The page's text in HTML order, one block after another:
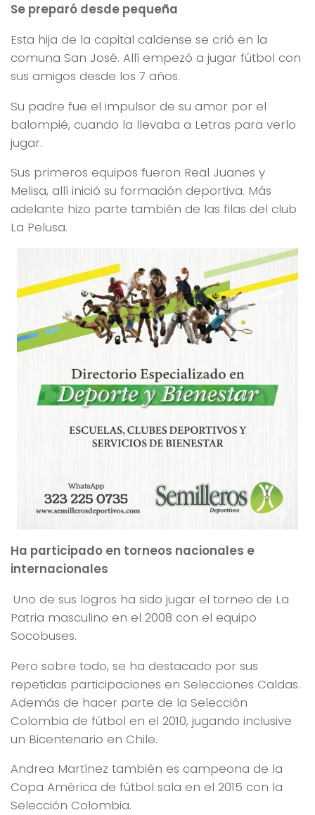
Se preparó desde pequeña
Esta hija de la capital caldense se crió en la
comuna San José. Allí empezó a jugar fútbol con
sus amigos desde los 7 años.
Su padre fue el impulsor de su amor por el
balompié, cuando la llevaba a Letras para verlo
jugar.
Sus primeros equipos fueron Real Juanes y
Melisa, allí inició su formación deportiva. Más
adelante hizo parte también de las filas del club
La Pelusa.
Ha participado en torneos nacionales e
internacionales
Uno de sus logros ha sido jugar el torneo de La
Patria masculino en el 2008 con el equipo
Socobuses.
Pero sobre todo, se ha destacado por sus
repetidas participaciones en Selecciones Caldas.
Además de hacer parte de la Selección
Colombia de fútbol en el 2010, jugando inclusive
un Bicentenario en Chile.
Andrea Martínez también es campeona de la
Copa América de fútbol sala en el 2015 con la
Selección Colombia.